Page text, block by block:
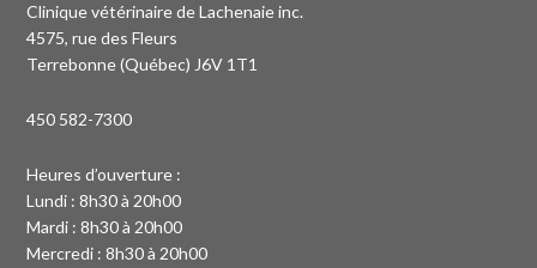
Clinique vétérinaire de Lachenaie inc.
4575, rue des Fleurs
Terrebonne (Québec) J6V 1T1
450 582-7300
Heures d’ouverture :
Lundi : 8h30 à 20h00
Mardi : 8h30 à 20h00
Mercredi : 8h30 à 20h00